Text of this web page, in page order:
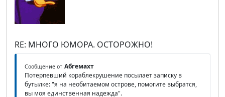
RE: МНОГО ЮМОРА. ОСТОРОЖНО!
Сообщение от Абгемахт
Потерпевший кораблекрушение посылает записку в
бутылке: "я на необитаемом острове, помогите выбратся,
вы моя единственная надежда".